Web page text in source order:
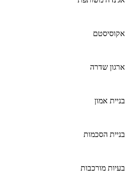
אקוסיסטם
ארגון שדרה
בניית אמון
בניית הסכמות
בעיות מורכבות